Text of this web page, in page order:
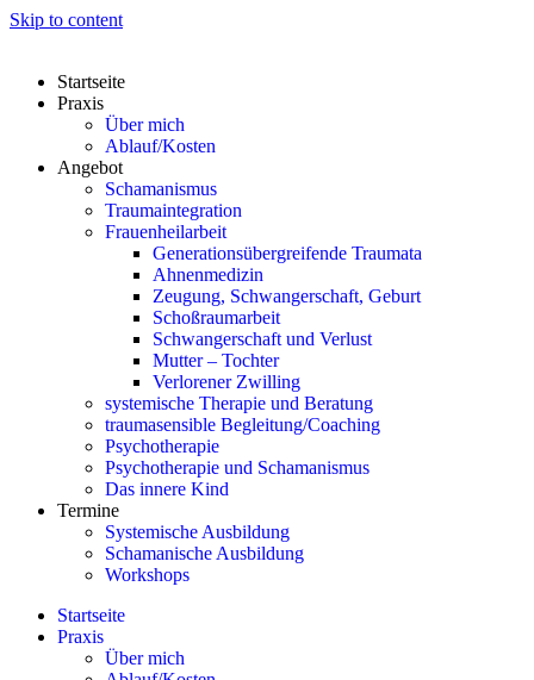
Skip to content
Startseite
Praxis
Über mich
Ablauf/Kosten
Angebot
Schamanismus
Traumaintegration
Frauenheilarbeit
Generationsübergreifende Traumata
Ahnenmedizin
Zeugung, Schwangerschaft, Geburt
Schoßraumarbeit
Schwangerschaft und Verlust
Mutter – Tochter
Verlorener Zwilling
systemische Therapie und Beratung
traumasensible Begleitung/Coaching
Psychotherapie
Psychotherapie und Schamanismus
Das innere Kind
Termine
Systemische Ausbildung
Schamanische Ausbildung
Workshops
Startseite
Praxis
Über mich